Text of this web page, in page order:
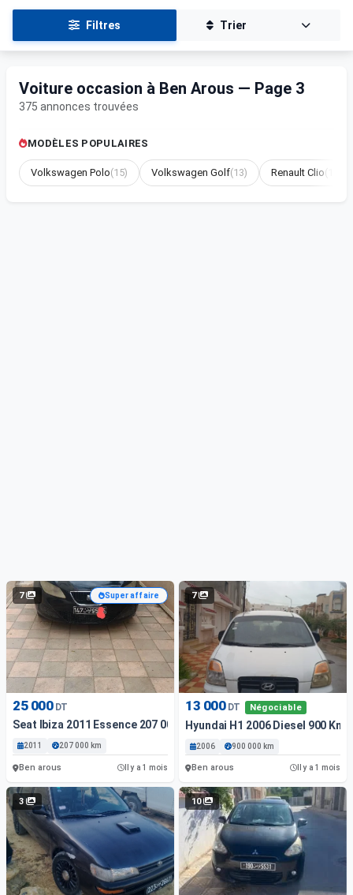
Filtres Trier
Voiture occasion à Ben Arous — Page 3
375 annonces trouvées
MODÈLES POPULAIRES
Volkswagen Polo(15) Volkswagen Golf(13) Renault Clio(12)
7 Super affaire
25 000 DT
Seat Ibiza 2011 Essence 207 000 Km Ben Arous
2011 207 000 km
Ben arous Il y a 1 mois
7
13 000 DT Négociable
Hyundai H1 2006 Diesel 900 Km
2006 900 000 km
Ben arous Il y a 1 mois
3 10